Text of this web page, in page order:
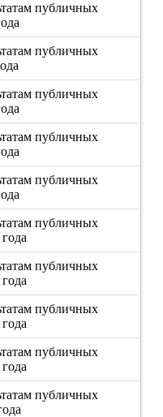
публичных
публичных
публичных
публичных
публичных
публичных
публичных
публичных
публичных
публичных